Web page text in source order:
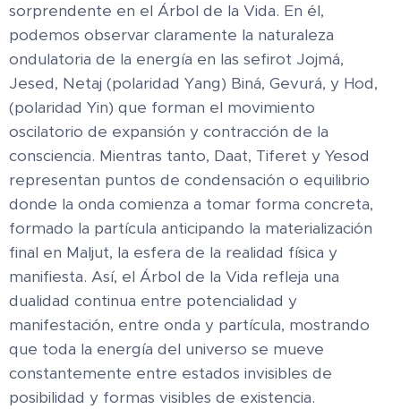
sorprendente en el Árbol de la Vida. En él,
podemos observar claramente la naturaleza
ondulatoria de la energía en las sefirot Jojmá,
Jesed, Netaj (polaridad Yang) Biná, Gevurá, y Hod,
(polaridad Yin) que forman el movimiento
oscilatorio de expansión y contracción de la
consciencia. Mientras tanto, Daat, Tiferet y Yesod
representan puntos de condensación o equilibrio
donde la onda comienza a tomar forma concreta,
formado la partícula anticipando la materialización
final en Maljut, la esfera de la realidad física y
manifiesta. Así, el Árbol de la Vida refleja una
dualidad continua entre potencialidad y
manifestación, entre onda y partícula, mostrando
que toda la energía del universo se mueve
constantemente entre estados invisibles de
posibilidad y formas visibles de existencia.